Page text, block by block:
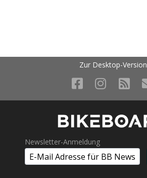
Zur Desktop-Version
Newsletter-Anmeldung